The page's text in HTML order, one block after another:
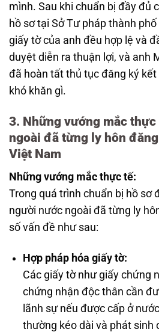
mình. Sau khi chuẩn bị đầy đủ
hồ sơ tại Sở Tư pháp thành
giấy tờ của anh đều hợp lệ và
duyệt diễn ra thuận lợi, và anh
đã hoàn tất thủ tục đăng ký
khó khăn gì.
3. Những vướng mắc
ngoài đã từng ly hôn
Việt Nam
Những vướng mắc thực tế:
Trong quá trình chuẩn bị hồ sơ
người nước ngoài đã từng ly
số vấn đề như sau:
Hợp pháp hóa giấy tờ:
Các giấy tờ như giấy chứng
chứng nhận độc thân cần
lãnh sự nếu được cấp ở
thường kéo dài và phát sinh